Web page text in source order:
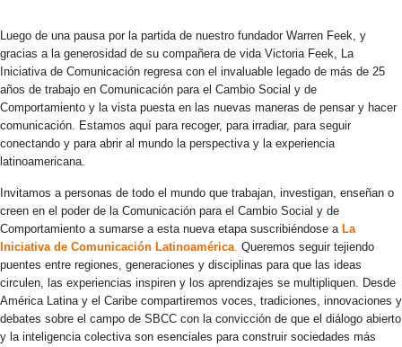
Luego de una pausa por la partida de nuestro fundador Warren Feek, y
gracias a la generosidad de su compañera de vida Victoria Feek, La
Iniciativa de Comunicación regresa con el invaluable legado de más de 25
años de trabajo en Comunicación para el Cambio Social y de
Comportamiento y la vista puesta en las nuevas maneras de pensar y hacer
comunicación. Estamos aquí para recoger, para irradiar, para seguir
conectando y para abrir al mundo la perspectiva y la experiencia
latinoamericana.
Invitamos a personas de todo el mundo que trabajan, investigan, enseñan o
creen en el poder de la Comunicación para el Cambio Social y de
Comportamiento a sumarse a esta nueva etapa suscribiéndose a La
Iniciativa de Comunicación Latinoamérica. Queremos seguir tejiendo
puentes entre regiones, generaciones y disciplinas para que las ideas
circulen, las experiencias inspiren y los aprendizajes se multipliquen. Desde
América Latina y el Caribe compartiremos voces, tradiciones, innovaciones y
debates sobre el campo de SBCC con la convicción de que el diálogo abierto
y la inteligencia colectiva son esenciales para construir sociedades más